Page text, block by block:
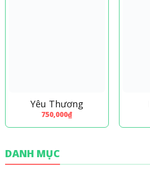
Yêu Thương
750,000₫
DANH MỤC